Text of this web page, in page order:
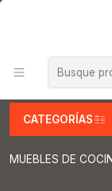
CATEGORÍAS
MUEBLES DE
Mueble meson con
Blanco